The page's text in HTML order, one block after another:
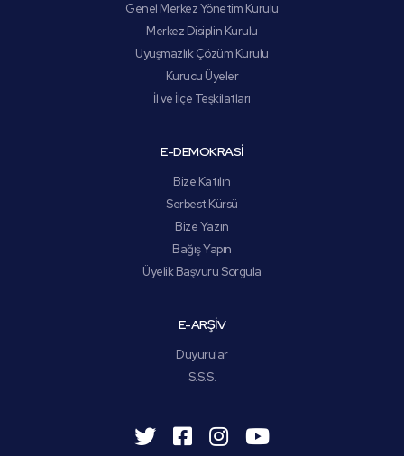
Genel Merkez Yönetim Kurulu
Merkez Disiplin Kurulu
Uyuşmazlık Çözüm Kurulu
Kurucu Üyeler
İl ve İlçe Teşkilatları
E-DEMOKRASİ
Bize Katılın
Serbest Kürsü
Bize Yazın
Bağış Yapın
Üyelik Başvuru Sorgula
E-ARŞİV
Duyurular
S.S.S.